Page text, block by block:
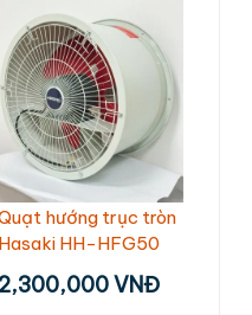
hướng trục tròn
Hasaki HH-HFG50
2,300,000 VNĐ